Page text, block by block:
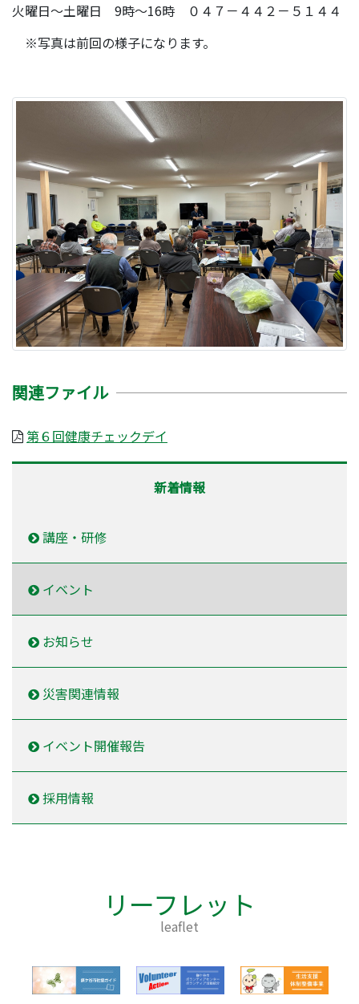
火曜日～土曜日 9時～16時 ０４７－４４２－５１４４
※写真は前回の様子になります。
関連ファイル
第６回健康チェックデイ
新着情報
講座・研修
イベント
お知らせ
災害関連情報
イベント開催報告
採用情報
リーフレット
leaflet